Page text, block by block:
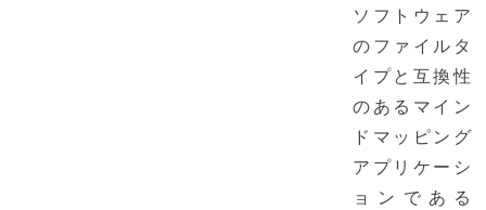
ソフトウェア
のファイルタ
イプと互換性
のあるマイン
ドマッピング
アプリケーシ
ョンである